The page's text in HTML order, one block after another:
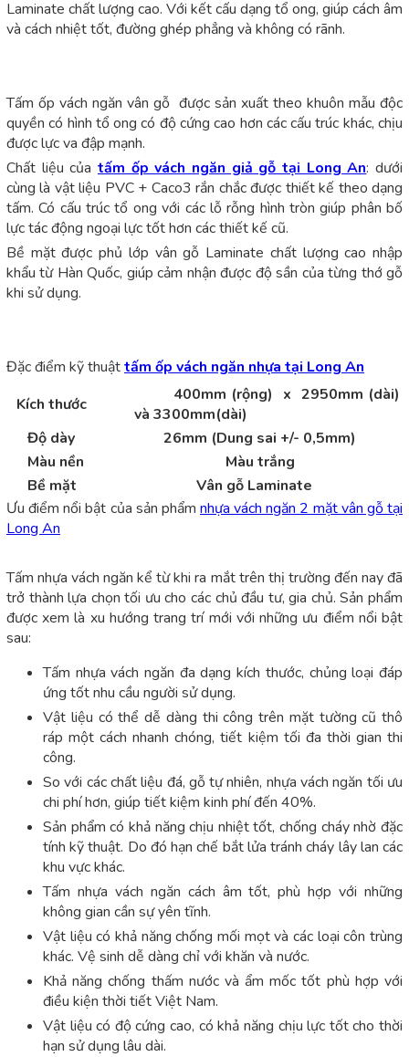
Laminate chất lượng cao. Với kết cấu dạng tổ ong, giúp cách âm
và cách nhiệt tốt, đường ghép phẳng và không có rãnh.
Tấm ốp vách ngăn vân gỗ được sản xuất theo khuôn mẫu độc
quyền có hình tổ ong có độ cứng cao hơn các cấu trúc khác, chịu
được lực va đập mạnh.
Chất liệu của tấm ốp vách ngăn giả gỗ tại Long An: dưới
cùng là vật liệu PVC + Caco3 rắn chắc được thiết kế theo dạng
tấm. Có cấu trúc tổ ong với các lỗ rỗng hình tròn giúp phân bố
lực tác động ngoại lực tốt hơn các thiết kế cũ.
Bề mặt được phủ lớp vân gỗ Laminate chất lượng cao nhập
khẩu từ Hàn Quốc, giúp cảm nhận được độ sần của từng thớ gỗ
khi sử dụng.
Đặc điểm kỹ thuậttấm ốp vách ngăn nhựa tại Long An
Kích thước
400mm (rộng) x 2950mm (dài)
và 3300mm(dài)
Độ dày
26mm (Dung sai +/- 0,5mm)
Màu nền
Màu trắng
Bề mặt
Vân gỗ Laminate
Ưu điểm nổi bật của sản phẩm nhựa vách ngăn 2 mặt vân gỗ tại
Long An
Tấm nhựa vách ngăn kể từ khi ra mắt trên thị trường đến nay đã
trở thành lựa chọn tối ưu cho các chủ đầu tư, gia chủ. Sản phẩm
được xem là xu hướng trang trí mới với những ưu điểm nổi bật
sau:
Tấm nhựa vách ngăn đa dạng kích thước, chủng loại đáp
ứng tốt nhu cầu người sử dụng.
Vật liệu có thể dễ dàng thi công trên mặt tường cũ thô
ráp một cách nhanh chóng, tiết kiệm tối đa thời gian thi
công.
So với các chất liệu đá, gỗ tự nhiên, nhựa vách ngăn tối ưu
chi phí hơn, giúp tiết kiệm kinh phí đến 40%.
Sản phẩm có khả năng chịu nhiệt tốt, chống cháy nhờ đặc
tính kỹ thuật. Do đó hạn chế bắt lửa tránh cháy lây lan các
khu vực khác.
Tấm nhựa vách ngăn cách âm tốt, phù hợp với những
không gian cần sự yên tĩnh.
Vật liệu có khả năng chống mối mọt và các loại côn trùng
khác. Vệ sinh dễ dàng chỉ với khăn và nước.
Khả năng chống thấm nước và ẩm mốc tốt phù hợp với
điều kiện thời tiết Việt Nam.
Vật liệu có độ cứng cao, có khả năng chịu lực tốt cho thời
hạn sử dụng lâu dài.